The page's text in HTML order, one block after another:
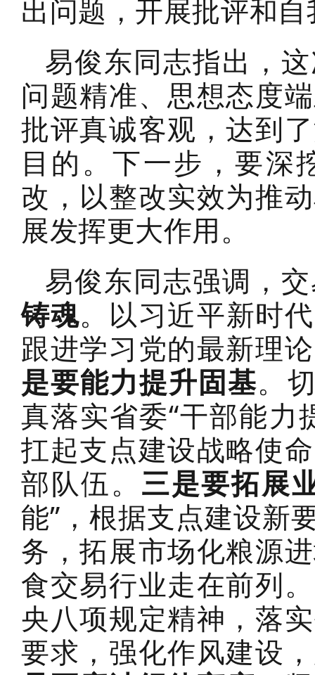
出问题，开展批评和
易俊东同志指出，
问题精准、思想态度
批评真诚客观，达到
目的。下一步，要深
改，以整改实效为推
展发挥更大作用。
易俊东同志强调，
铸魂。以习近平新时
跟进学习党的最新理
是要能力提升固基。
真落实省委“干部能力
扛起支点建设战略使
部队伍。 三是要拓展
能”，根据支点建设新
务，拓展市场化粮源
食交易行业走在前列。
央八项规定精神，落
要求，强化作风建设